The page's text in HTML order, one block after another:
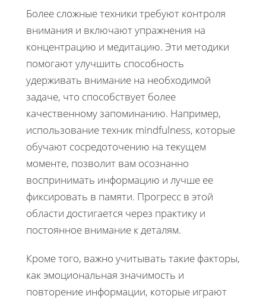
Более сложные техники требуют контроля
внимания и включают упражнения на
концентрацию и медитацию. Эти методики
помогают улучшить способность
удерживать внимание на необходимой
задаче, что способствует более
качественному запоминанию. Например,
использование техник mindfulness, которые
обучают сосредоточению на текущем
моменте, позволит вам осознанно
воспринимать информацию и лучше ее
фиксировать в памяти. Прогресс в этой
области достигается через практику и
постоянное внимание к деталям.
Кроме того, важно учитывать такие факторы,
как эмоциональная значимость и
повторение информации, которые играют